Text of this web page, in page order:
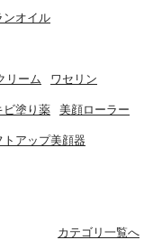
ンオイル
リーム ワセリン
ビ塗り薬 美顔ローラー
トアップ美顔器
カテゴリ一覧へ